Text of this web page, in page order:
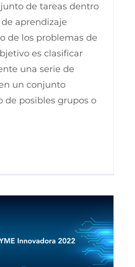
de tareas dentro
aprendizaje
de los problemas de
es clasificar
una serie de
un conjunto
de posibles grupos o